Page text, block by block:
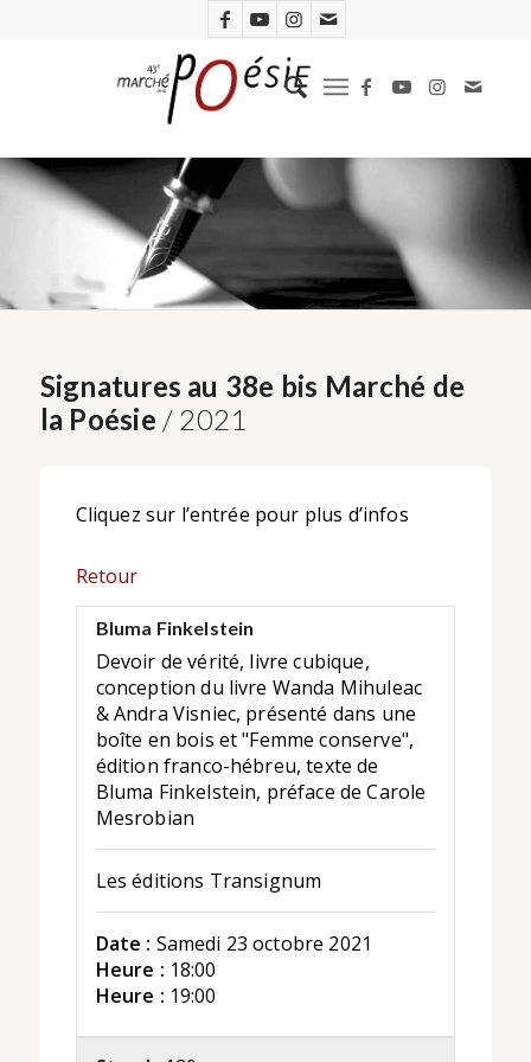
Signatures au 38e bis Marché de
la Poésie / 2021
Cliquez sur l’entrée pour plus d’infos
Retour
Bluma Finkelstein
Devoir de vérité, livre cubique,
conception du livre Wanda Mihuleac
& Andra Visniec, présenté dans une
boîte en bois et "Femme conserve",
édition franco-hébreu, texte de
Bluma Finkelstein, préface de Carole
Mesrobian
Les éditions Transignum
Date : Samedi 23 octobre 2021
Heure : 18:00
Heure : 19:00